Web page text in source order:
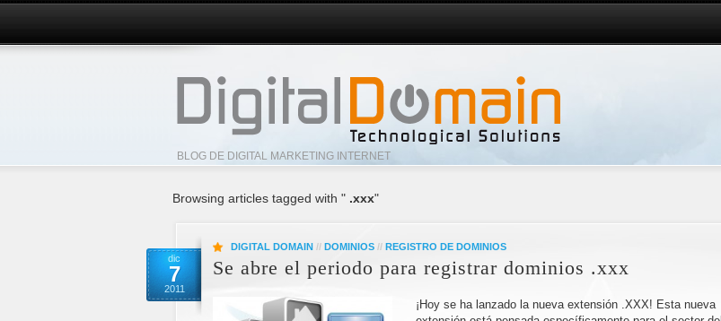
BLOG DE DIGITAL MARKETING INTERNET
Browsing articles tagged with " .xxx"
dic
7
2011
DIGITAL DOMAIN // DOMINIOS // REGISTRO DE DOMINIOS
Se abre el periodo para registrar dominios .xxx
¡Hoy se ha lanzado la nueva extensión .XXX! Esta nueva